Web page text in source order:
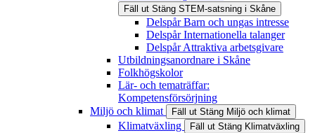
Fäll ut Stäng STEM-satsning i Skåne
Delspår Barn och ungas intresse
Delspår Internationella talanger
Delspår Attraktiva arbetsgivare
Utbildningsanordnare i Skåne
Folkhögskolor
Lär- och tematräffar:
Kompetensförsörjning
Miljö och klimat
Fäll ut Stäng Miljö och klimat
Klimatväxling Fäll ut Stäng Klimatväxling